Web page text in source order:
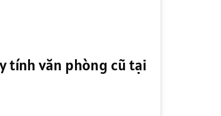
tính văn phòng cũ tại